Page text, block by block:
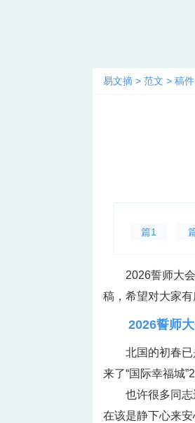
易文摘 > 范文 > 稿件
篇1
2026誓师大
稿，希望对大家
2026誓师
北国的初春
来了“国际幸福城
也许很多同
在该是静下心来